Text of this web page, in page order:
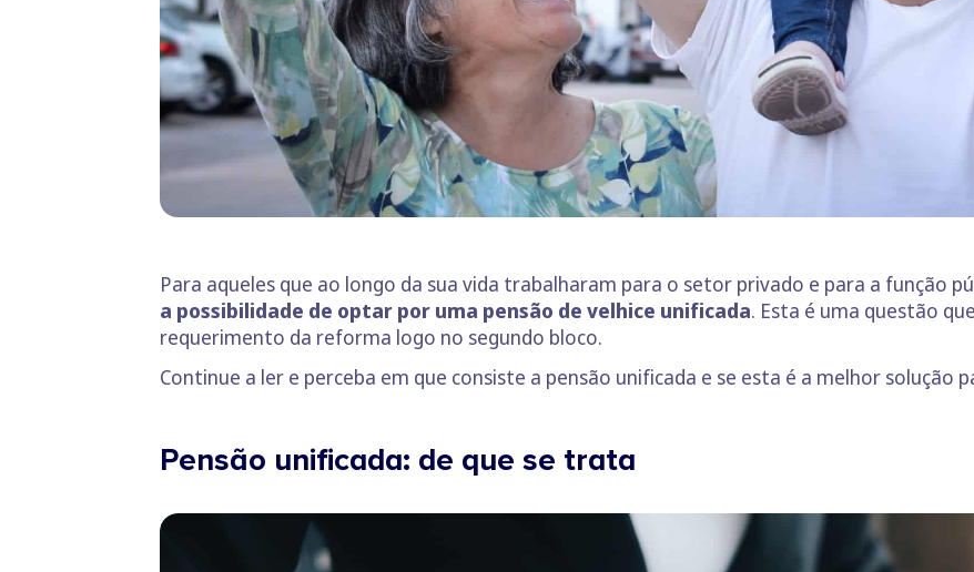
Para aqueles que ao longo da sua vida trabalharam para o setor privado e para a função
a possibilidade de optar por uma pensão de velhice unificada. Esta é uma questão
requerimento da reforma logo no segundo bloco.
Continue a ler e perceba em que consiste a pensão unificada e se esta é a melhor solução
Pensão unificada: de que se trata